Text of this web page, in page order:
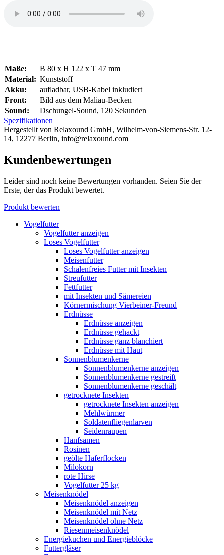
Maße:
B 80 x H 122 x T 47 mm
Material: Kunststoff
Akku:
aufladbar, USB-Kabel inkludiert
Front:
Bild aus dem Maliau-Becken
Sound:
Dschungel-Sound, 120 Sekunden
Spezifikationen
Hergestellt von Relaxound GmbH, Wilhelm-von-Siemens-Str. 12-
14, 12277 Berlin, info@relaxound.com
Kundenbewertungen
Leider sind noch keine Bewertungen vorhanden. Seien Sie der
Erste, der das Produkt bewertet.
Produkt bewerten
Vogelfutter
Vogelfutter anzeigen
Loses Vogelfutter
Loses Vogelfutter anzeigen
Meisenfutter
Schalenfreies Futter mit Insekten
Streufutter
Fettfutter
mit Insekten und Sämereien
Körnermischung Vierbeiner-Freund
Erdnüsse
Erdnüsse anzeigen
Erdnüsse gehackt
Erdnüsse ganz blanchiert
Erdnüsse mit Haut
Sonnenblumenkerne
Sonnenblumenkerne anzeigen
Sonnenblumenkerne gestreift
Sonnenblumenkerne geschält
getrocknete Insekten
getrocknete Insekten anzeigen
Mehlwürmer
Soldatenfliegenlarven
Seidenraupen
Hanfsamen
Rosinen
geölte Haferflocken
Milokorn
rote Hirse
Vogelfutter 25 kg
Meisenknödel
Meisenknödel anzeigen
Meisenknödel mit Netz
Meisenknödel ohne Netz
Riesenmeisenknödel
Energiekuchen und Energieblöcke
Futtergläser